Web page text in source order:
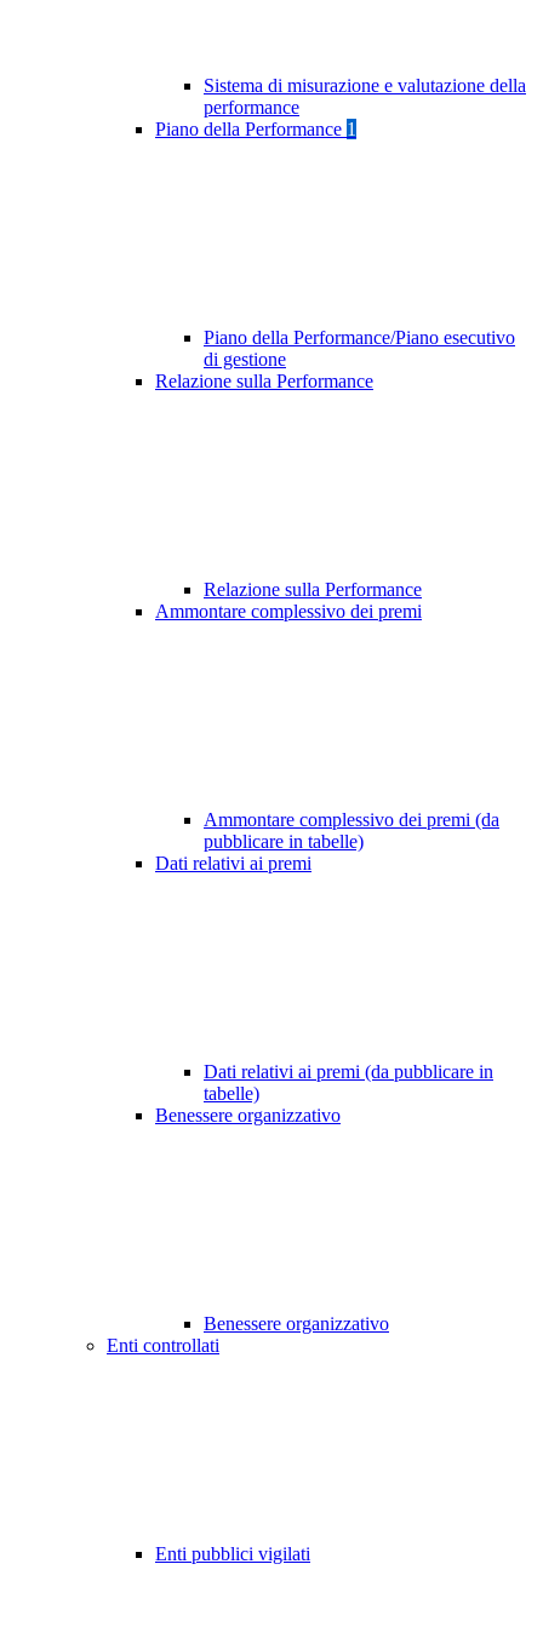
Sistema di misurazione e valutazione della
performance
Piano della Performance 1
Piano della Performance/Piano esecutivo
di gestione
Relazione sulla Performance
Relazione sulla Performance
Ammontare complessivo dei premi
Ammontare complessivo dei premi (da
pubblicare in tabelle)
Dati relativi ai premi
Dati relativi ai premi (da pubblicare in
tabelle)
Benessere organizzativo
Benessere organizzativo
Enti controllati
Enti pubblici vigilati